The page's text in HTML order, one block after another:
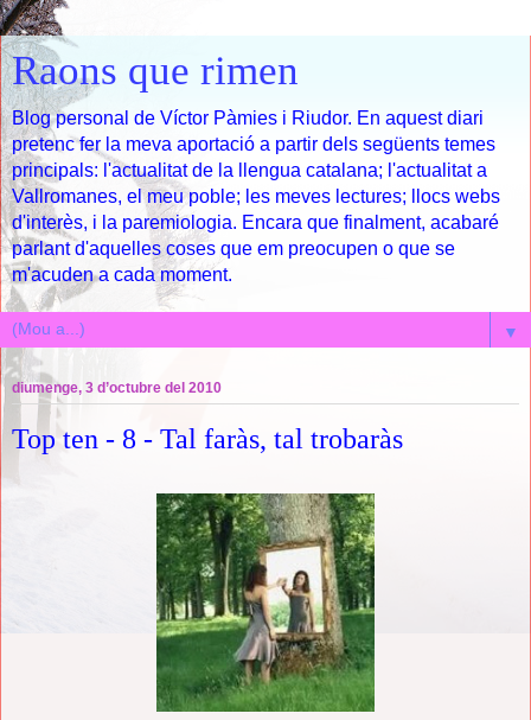
Raons que rimen
Blog personal de Víctor Pàmies i Riudor. En aquest diari
pretenc fer la meva aportació a partir dels següents temes
principals: l'actualitat de la llengua catalana; l'actualitat a
Vallromanes, el meu poble; les meves lectures; llocs webs
d'interès, i la paremiologia. Encara que finalment, acabaré
parlant d'aquelles coses que em preocupen o que se
m'acuden a cada moment.
▼
diumenge, 3 d’octubre del 2010
Top ten - 8 - Tal faràs, tal trobaràs